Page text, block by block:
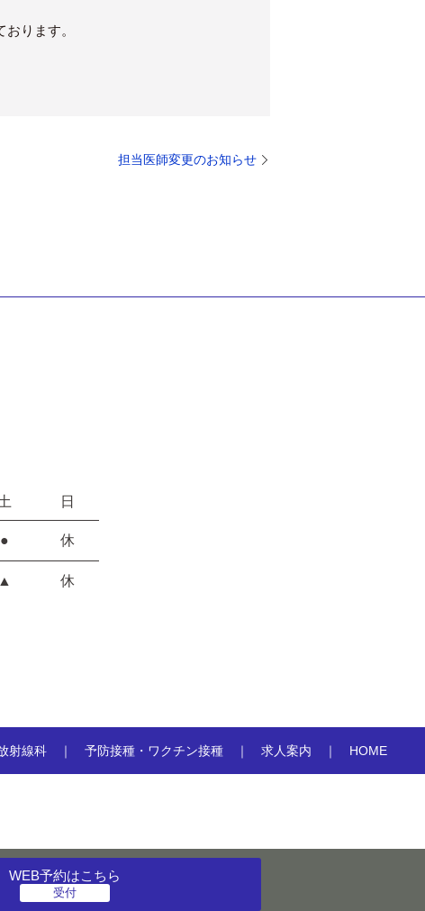
ります。
担当医師変更のお知らせ
WEB予約はこちら
日
● 休
▲ 休
射線科 予防接種・ワクチン接種 求人案内 HOME